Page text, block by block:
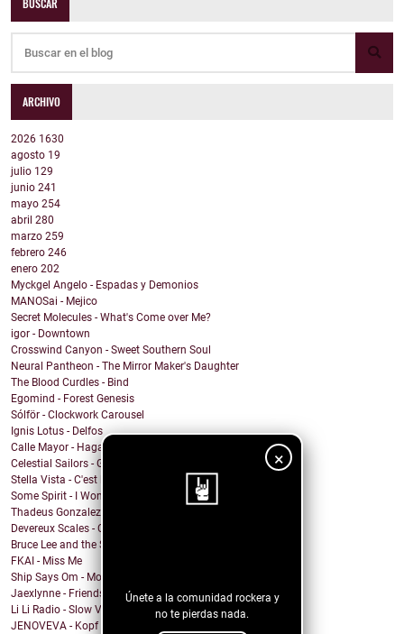
×
Únete a la comunidad rockera y
no te pierdas nada.
ARCHIVO
2026 1630
agosto 19
julio 129
junio 241
mayo 254
abril 280
marzo 259
febrero 246
enero 202
Myckgel Angelo - Espadas y Demonios
MANOSai - Mejico
Secret Molecules - What's Come over Me?
igor - Downtown
Crosswind Canyon - Sweet Southern Soul
Neural Pantheon - The Mirror Maker's Daughter
The Blood Curdles - Bind
Egomind - Forest Genesis
Sólför - Clockwork Carousel
Ignis Lotus - Delfos
Calle Mayor - Hagamos fuego
Celestial Sailors - Get Back To Dreaming
Stella Vista - C'est la Vie
Some Spirit - I Won't Let You Down
Thadeus Gonzalez - Every Heart Beats
Devereux Scales - Close Your Eyes and Sing!
Bruce Lee and the Streetfighters - Lost Your Head
FKAI - Miss Me
Ship Says Om - Mother Director
Jaexlynne - Friends Like You
Li Li Radio - Slow View
JENOVEVA - Kopf auf